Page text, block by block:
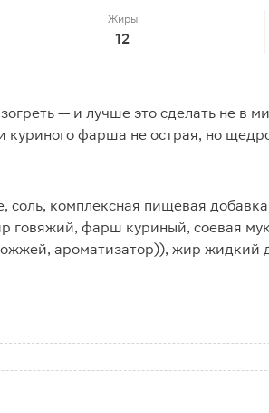
Жиры
12
— и лучше это сделать не в
фарша не острая, но
комплексная пищевая
фарш куриный, соевая
ароматизатор)), жир